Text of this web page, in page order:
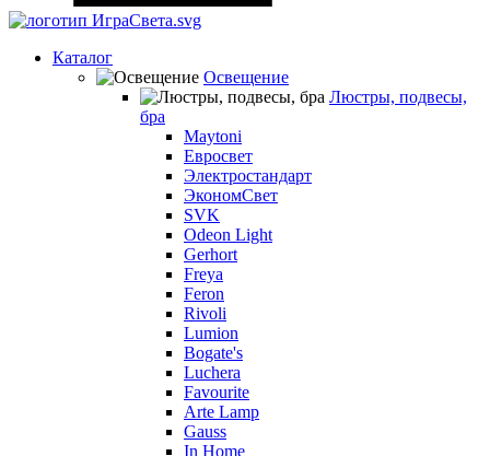
Каталог
Освещение
Люстры, подвесы,
бра
Maytoni
Евросвет
Электростандарт
ЭкономСвет
SVK
Odeon Light
Gerhort
Freya
Feron
Rivoli
Lumion
Bogate's
Luchera
Favourite
Arte Lamp
Gauss
In Home